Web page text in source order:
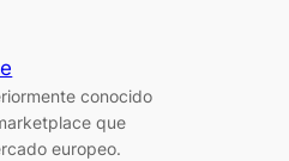
conocido
que
europeo.